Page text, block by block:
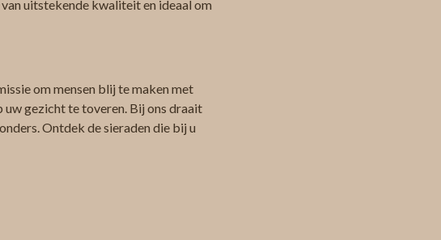
uitstekende kwaliteit en ideaal om
om mensen blij te maken met
gezicht te toveren. Bij ons draait
Ontdek de sieraden die bij u